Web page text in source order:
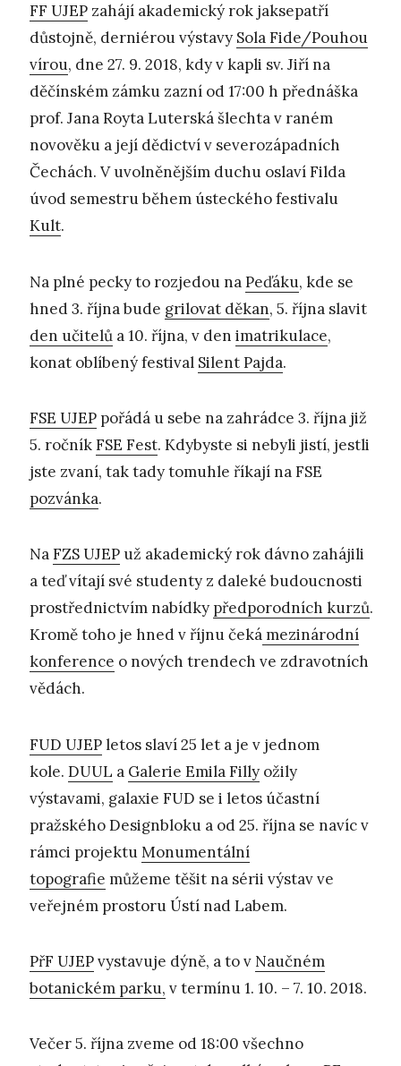
FF UJEP zahájí akademický rok jaksepatří
důstojně, derniérou výstavy Sola Fide/Pouhou
vírou, dne 27. 9. 2018, kdy v kapli sv. Jiří na
děčínském zámku zazní od 17:00 h přednáška
prof. Jana Royta Luterská šlechta v raném
novověku a její dědictví v severozápadních
Čechách. V uvolněnějším duchu oslaví Filda
úvod semestru během ústeckého festivalu
Kult.
Na plné pecky to rozjedou naPeďáku, kde se
hned 3. října bude grilovat děkan, 5. října slavit
den učitelů a 10. října, v den imatrikulace,
konat oblíbený festival Silent Pajda.
FSE UJEP pořádá u sebe na zahrádce 3. října již
5. ročníkFSE Fest. Kdybyste si nebyli jistí, jestli
jste zvaní, tak tady tomuhle říkají na FSE
pozvánka.
NaFZS UJEP už akademický rok dávno zahájili
a teď vítají své studenty z daleké budoucnosti
prostřednictvím nabídky předporodních kurzů.
Kromě toho je hned v říjnu čekámezinárodní
konference o nových trendech ve zdravotních
vědách.
FUD UJEPletos slaví 25 let a je v jednom
kole. DUUL a Galerie Emila Filly ožily
výstavami, galaxie FUD se i letos účastní
pražského Designbloku a od 25. října se navíc v
rámci projektuMonumentální
topografie můžeme těšit na sérii výstav ve
veřejném prostoru Ústí nad Labem.
PřF UJEPvystavuje dýně, a to v Naučném
botanickém parku, v termínu 1. 10. – 7. 10. 2018.
Večer 5. října zveme od 18:00 všechno